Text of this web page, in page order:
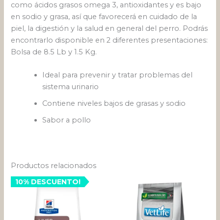
como ácidos grasos omega 3, antioxidantes y es bajo
en sodio y grasa, así que favorecerá en cuidado de la
piel, la digestión y la salud en general del perro. Podrás
encontrarlo disponible en 2 diferentes presentaciones:
Bolsa de 8.5 Lb y 1.5 Kg.
Ideal para prevenir y tratar problemas del
sistema urinario
Contiene niveles bajos de grasas y sodio
Sabor a pollo
Productos relacionados
10% DESCUENTO!